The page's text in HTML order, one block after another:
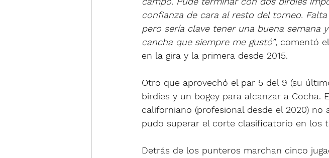
confianza de cara al resto del torneo.
pero sería clave tener una buena semana
cancha que siempre me gustó”, comentó
en la gira y la primera desde 2015.
Otro que aprovechó el par 5 del 9 (su
birdies y un bogey para alcanzar a Cocha.
californiano (profesional desde el 2020)
pudo superar el corte clasificatorio en los
Detrás de los punteros marchan cinco